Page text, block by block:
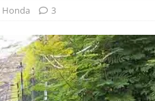
Honda 3